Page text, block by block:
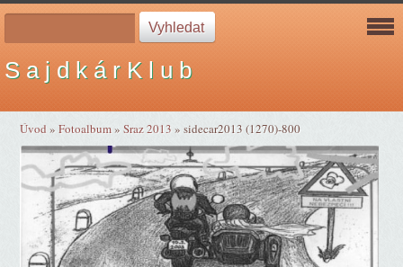
S a j d k á r K l u b
Úvod »Fotoalbum»Sraz 2013 »sidecar2013 (1270)-800